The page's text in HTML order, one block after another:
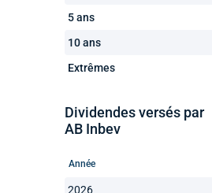
5 ans
10 ans
Extrêmes
Dividendes versés par
AB Inbev
Année
2026